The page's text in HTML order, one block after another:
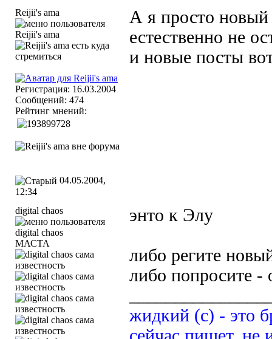
Reijii's ama
Регистрация: 16.03.2004
Сообщений: 474
Рейтинг мнений:
А я просто новый
естественно не
и новые посты
04.05.2004,
12:34
digital chaos
МАСТА
энто к Элу
либо регите
либо попросите -
жидкий (с) - это